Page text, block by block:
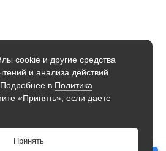
cookie и другие средства
и анализа действий
в Политика
«Принять», если даете
Принять